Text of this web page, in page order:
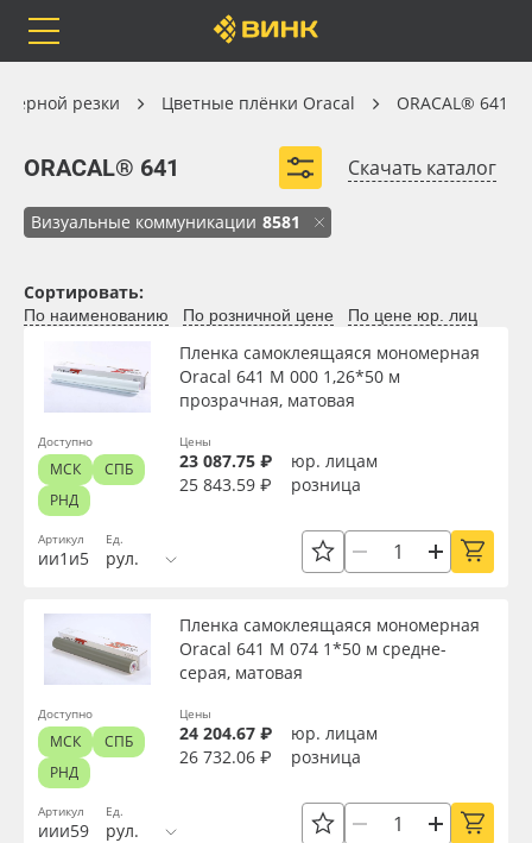
Каталог
Orafol
Бренды
Оплата
Сервис
Компания
Контакты
Блог
Весь каталог
Рулонные материалы
Самоклеящиеся плёнки
Чернила
Клей, скотчи и крепёж
Профильные системы
Сублимация и термотрансфер
Светотехника
резки Цветные плёнки Oracal ORACAL® 641
ORACAL® 641 Скачать каталог
Визуальные коммуникации 8581
Цветные плёнки Oracal
Вид
Ширина, м
Длина рулона, м
Толщина, мкм
Материал
Клей
Сортировать:
По наименованию По розничной цене По цене юр. лиц
Артикул
ии1и5
Пленка самоклеящаяся мономерная
Oracal 641 M 000 1,26*50 м
прозрачная, матовая
Ед.
рул.
Цены
23 087.75 ₽
юр. лицам
25 843.59 ₽
розница
Доступно
МСК
СПБ
РНД
Артикул
иии59
Пленка самоклеящаяся мономерная
Oracal 641 M 074 1*50 м средне-
серая, матовая
Ед.
рул.
Цены
24 204.67 ₽
юр. лицам
26 732.06 ₽
розница
Доступно
МСК
СПБ
РНД